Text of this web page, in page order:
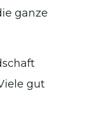
ganze
gut